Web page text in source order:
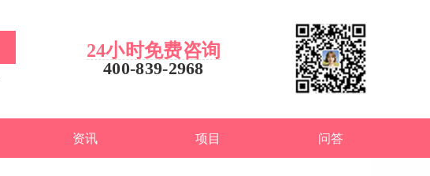
24小时免费咨询
400-839-2968
资讯 项目 问答